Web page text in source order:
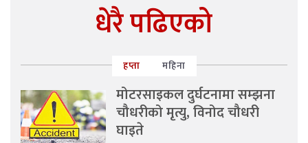
धेरै पढिएको
हप्ता महिना
मोटरसाइकल दुर्घटनामा सम्झना
चौधरीको मृत्यु, विनोद चौधरी
घाइते